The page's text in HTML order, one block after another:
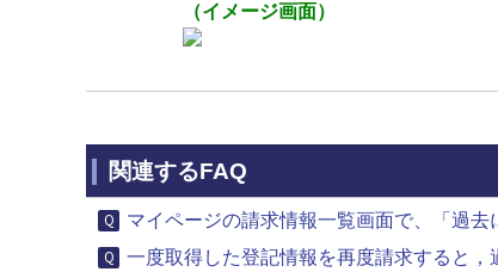
（イメージ画面）
関連するFAQ
マイページの請求情報一覧画面で、「過
一度取得した登記情報を再度請求すると